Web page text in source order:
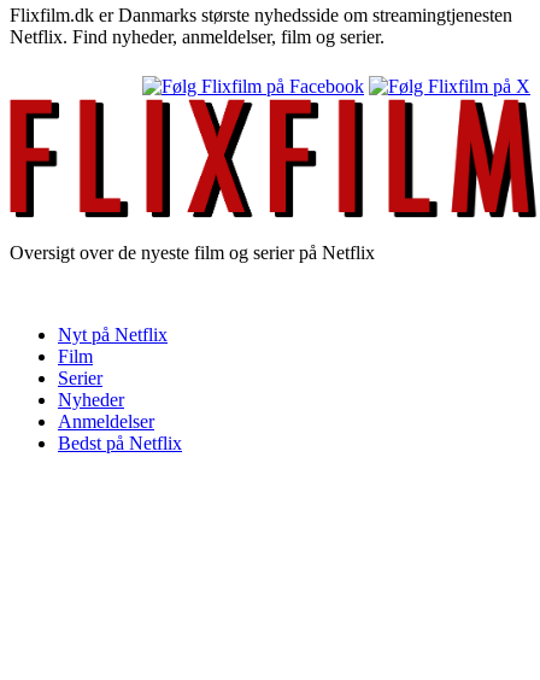
Flixfilm.dk er Danmarks største nyhedsside om streamingtjenesten
Netflix. Find nyheder, anmeldelser, film og serier.
Oversigt over de nyeste film og serier på Netflix
Nyt på Netflix
Film
Serier
Nyheder
Anmeldelser
Bedst på Netflix